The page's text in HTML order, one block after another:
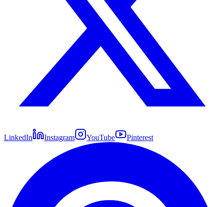
LinkedIn Instagram YouTube Pinterest